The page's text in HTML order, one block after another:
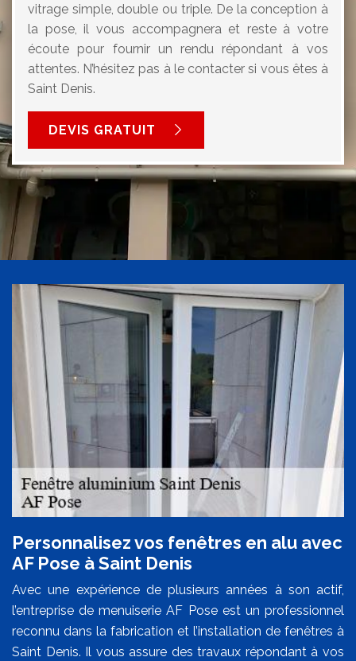
vitrage simple, double ou triple. De la conception à
la pose, il vous accompagnera et reste à votre
écoute pour fournir un rendu répondant à vos
attentes. N’hésitez pas à le contacter si vous êtes à
Saint Denis.
DEVIS GRATUIT
Personnalisez vos fenêtres en alu avec
AF Pose à Saint Denis
Avec une expérience de plusieurs années à son actif,
l’entreprise de menuiserie AF Pose est un professionnel
reconnu dans la fabrication et l’installation de fenêtres à
Saint Denis. Il vous assure des travaux répondant à vos